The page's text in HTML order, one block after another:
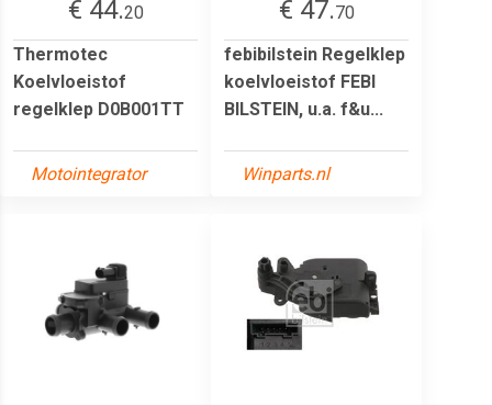
€ 44.20
Thermotec
Koelvloeistof
regelklep D0B001TT
Motointegrator
€ 47.70
febibilstein Regelklep
koelvloeistof FEBI
BILSTEIN, u.a. f&u...
Winparts.nl